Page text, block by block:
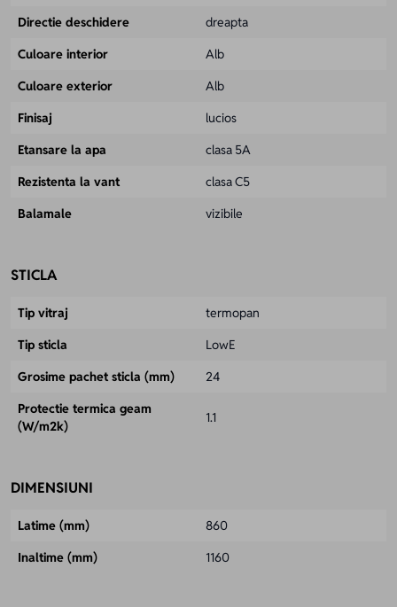
Directie deschidere
dreapta
Culoare interior
Alb
Culoare exterior
Alb
Finisaj
lucios
Etansare la apa
clasa 5A
Rezistenta la vant
clasa C5
Balamale
vizibile
STICLA
Tip vitraj
termopan
Tip sticla
LowE
Grosime pachet sticla (mm)
24
Protectie termica geam
(W/m2k)
1.1
DIMENSIUNI
Latime (mm)
860
Inaltime (mm)
1160